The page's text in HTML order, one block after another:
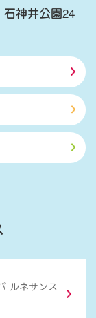
神井公園24
ルネサンス